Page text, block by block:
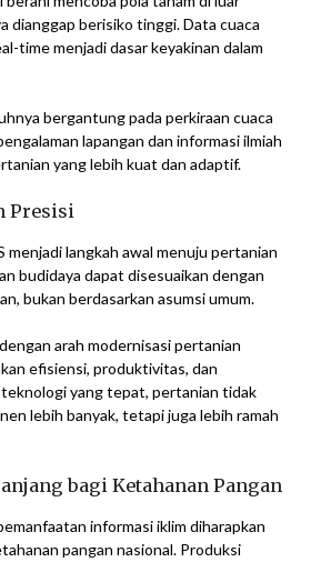
dianggap berisiko tinggi. Data cuaca
time menjadi dasar keyakinan dalam
bergantung pada perkiraan cuaca
lapangan dan informasi ilmiah
yang lebih kuat dan adaptif.
Presisi
menjadi langkah awal menuju pertanian
budidaya dapat disesuaikan dengan
bukan berdasarkan asumsi umum.
arah modernisasi pertanian
efisiensi, produktivitas, dan
yang tepat, pertanian tidak
lebih banyak, tetapi juga lebih ramah
bagi Ketahanan Pangan
informasi iklim diharapkan
pangan nasional. Produksi